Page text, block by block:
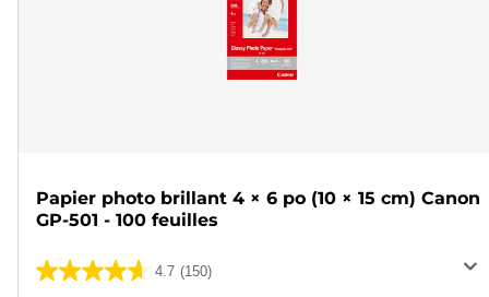
Papier photo brillant 4 × 6 po (10 × 15 cm) Canon
GP-501 - 100 feuilles
4.7 (150)
4.7